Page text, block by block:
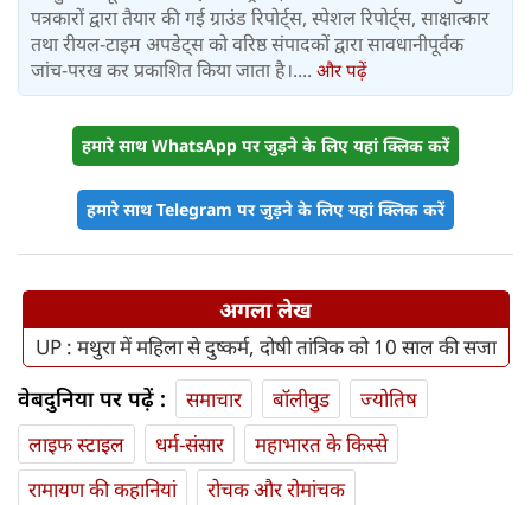
पत्रकारों द्वारा तैयार की गई ग्राउंड रिपोर्ट्स, स्पेशल रिपोर्ट्स, साक्षात्कार
तथा रीयल-टाइम अपडेट्स को वरिष्ठ संपादकों द्वारा सावधानीपूर्वक
जांच-परख कर प्रकाशित किया जाता है।.... और पढ़ें
हमारे साथ WhatsApp पर जुड़ने के लिए यहां क्लिक करें
हमारे साथ Telegram पर जुड़ने के लिए यहां क्लिक करें
अगला लेख
UP : मथुरा में महिला से दुष्‍कर्म, दोषी तांत्रिक को 10 साल की सजा
वेबदुनिया पर पढ़ें : समाचार बॉलीवुड
ज्योतिष
लाइफ स्‍टाइल
धर्म-संसार
महाभारत के किस्से
रामायण की कहानियां
रोचक और रोमांचक